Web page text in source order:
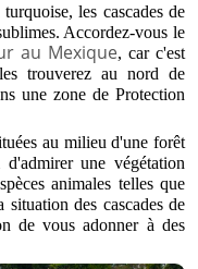
les cascades de
Accordez-vous le
au Mexique, car c'est
trouverez au nord de
une zone de Protection
au milieu d'une forêt
une végétation
animales telles que
des cascades de
de vous adonner à des